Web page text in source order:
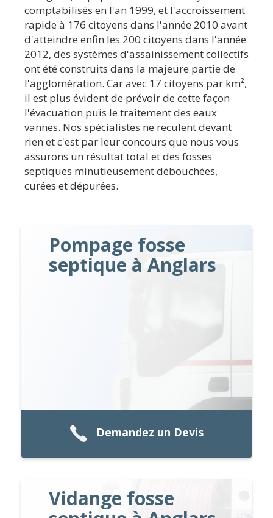
comptabilisés en l'an 1999, et l'accroissement
rapide à 176 citoyens dans l'année 2010 avant
d'atteindre enfin les 200 citoyens dans l'année
2012, des systèmes d'assainissement collectifs
ont été construits dans la majeure partie de
l'agglomération. Car avec 17 citoyens par km²,
il est plus évident de prévoir de cette façon
l'évacuation puis le traitement des eaux
vannes. Nos spécialistes ne reculent devant
rien et c'est par leur concours que nous vous
assurons un résultat total et des fosses
septiques minutieusement débouchées,
curées et dépurées.
Pompage fosse
septique à Anglars
Demandez un Devis
Vidange fosse